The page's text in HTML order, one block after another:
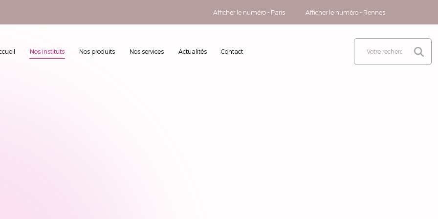
Afficher le numéro - Paris Afficher le numéro - Rennes
Nos instituts Nos produits Nos services Actualités Contact